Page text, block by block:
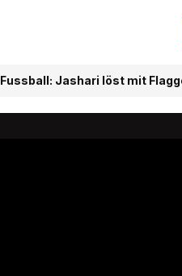
Fussball: Jashari löst mit